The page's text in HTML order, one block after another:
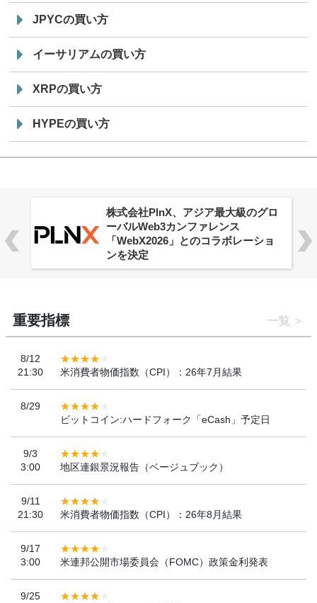
JPYCの買い方
イーサリアムの買い方
XRPの買い方
HYPEの買い方
株式会社PlnX、アジア最大級のグロ
ーバルWeb3カンファレンス
「WebX2026」とのコラボレーショ
ンを決定
重要指標 一覧
8/12
21:30
米消費者物価指数（CPI）：26年7月結果
8/29
ビットコイン:ハードフォーク「eCash」予定日
9/3
3:00
地区連銀景況報告（ベージュブック）
9/11
21:30
米消費者物価指数（CPI）：26年8月結果
9/17
3:00
米連邦公開市場委員会（FOMC）政策金利発表
9/25